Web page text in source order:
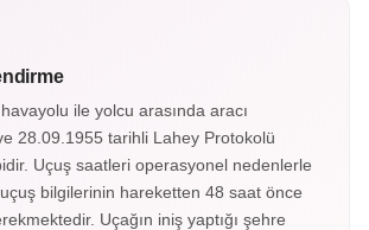
oyulmuş tüneller, heykeller ve
bir atmosfer sunar.
ile yolcu arasında aracı
28.09.1955 tarihli Lahey Protokolü
Uçuş saatleri operasyonel nedenlerle
bilgilerinin hareketten 48 saat önce
Uçağın iniş yaptığı şehre